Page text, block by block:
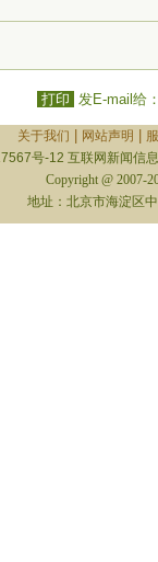
打印 发E-mail给
关于我们 网站声明
号-12 互联网新闻信
Copyright @ 2007-
地址：北京市海淀区